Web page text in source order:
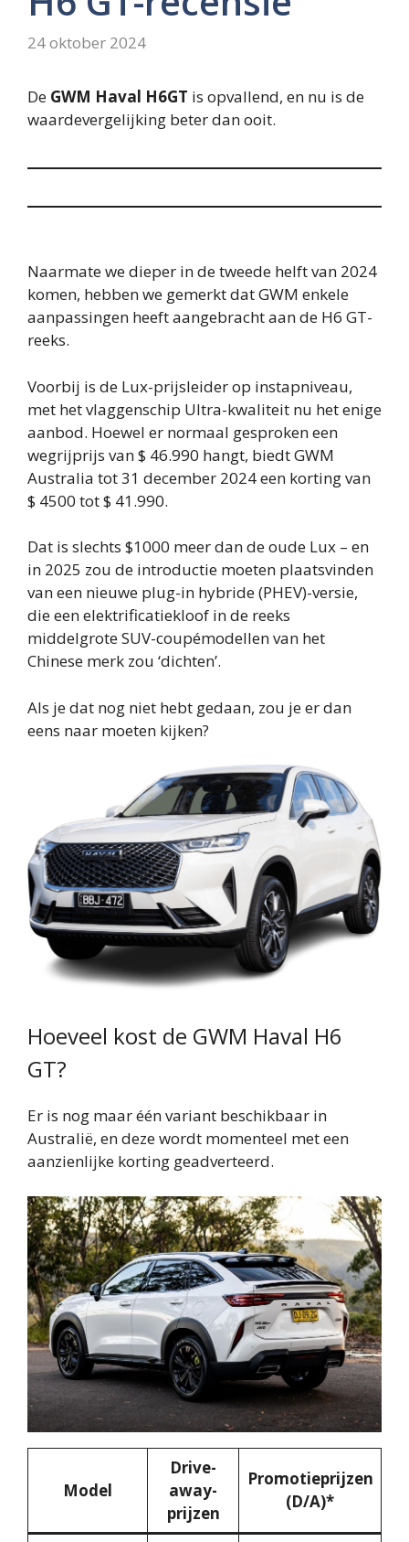
24 oktober 2024
De GWM Haval H6GT is opvallend, en nu is de
waardevergelijking beter dan ooit.
Naarmate we dieper in de tweede helft van 2024
komen, hebben we gemerkt dat GWM enkele
aanpassingen heeft aangebracht aan de H6 GT-
reeks.
Voorbij is de Lux-prijsleider op instapniveau,
met het vlaggenschip Ultra-kwaliteit nu het enige
aanbod. Hoewel er normaal gesproken een
wegrijprijs van $ 46.990 hangt, biedt GWM
Australia tot 31 december 2024 een korting van
$ 4500 tot $ 41.990.
Dat is slechts $1000 meer dan de oude Lux – en
in 2025 zou de introductie moeten plaatsvinden
van een nieuwe plug-in hybride (PHEV)-versie,
die een elektrificatiekloof in de reeks
middelgrote SUV-coupémodellen van het
Chinese merk zou ‘dichten’.
Als je dat nog niet hebt gedaan, zou je er dan
eens naar moeten kijken?
Hoeveel kost de GWM Haval H6
GT?
Er is nog maar één variant beschikbaar in
Australië, en deze wordt momenteel met een
aanzienlijke korting geadverteerd.
Model
Drive-
away-
prijzen
Promotieprijzen
(D/A)*